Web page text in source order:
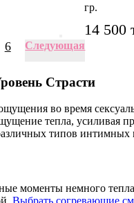
гр.
14 500
6 Следующая
Страсти
во время
тепла, усиливая
типов
моменты немного
Выбрать согревающие